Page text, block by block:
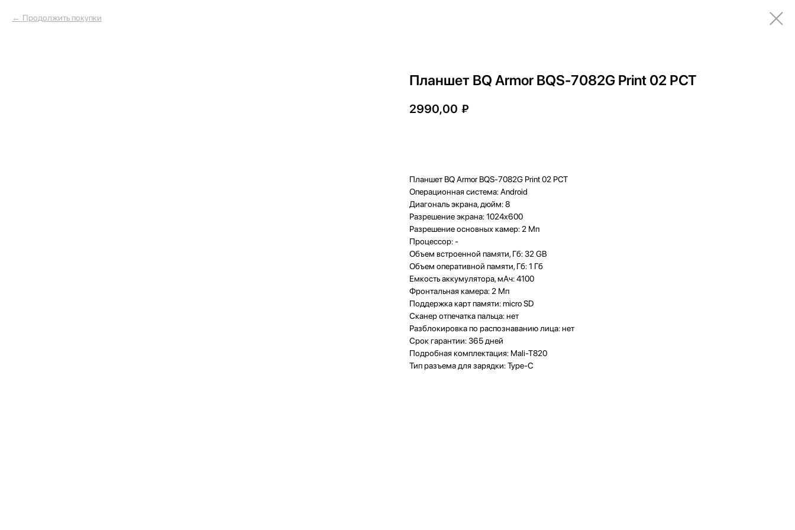
Продолжить покупки
Планшет BQ Armor BQS-7082G Print 02 РСТ
2990,00 ₽
Планшет BQ Armor BQS-7082G Print 02 РСТ
Операционная система: Android
Диагональ экрана, дюйм: 8
Разрешение экрана: 1024x600
Разрешение основных камер: 2 Мп
Процессор: -
Объем встроенной памяти, Гб: 32 GB
Объем оперативной памяти, Гб: 1 Гб
Емкость аккумулятора, мАч: 4100
Фронтальная камера: 2 Мп
Поддержка карт памяти: micro SD
Сканер отпечатка пальца: нет
Разблокировка по распознаванию лица: нет
Срок гарантии: 365 дней
Подробная комплектация: Mali-T820
Тип разъема для зарядки: Type-C